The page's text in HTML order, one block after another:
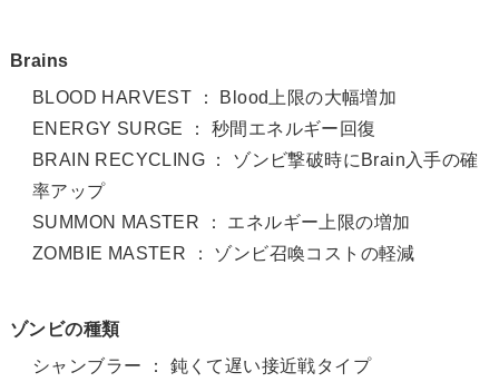
Brains
BLOOD HARVEST ： Blood上限の大幅増加
ENERGY SURGE ： 秒間エネルギー回復
BRAIN RECYCLING ： ゾンビ撃破時にBrain入手の確
率アップ
SUMMON MASTER ： エネルギー上限の増加
ZOMBIE MASTER ： ゾンビ召喚コストの軽減
ゾンビの種類
シャンブラー ： 鈍くて遅い接近戦タイプ